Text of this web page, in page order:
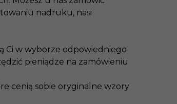
nadruku, nasi
Ci w wyborze odpowiedniego
pieniądze na zamówieniu
cenią sobie oryginalne wzory